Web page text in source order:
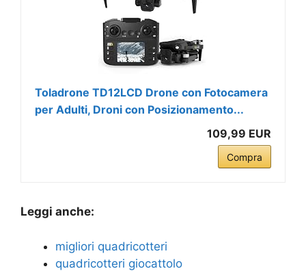
Toladrone TD12LCD Drone con Fotocamera
per Adulti, Droni con Posizionamento...
109,99 EUR
Compra
Leggi anche:
migliori quadricotteri
quadricotteri giocattolo